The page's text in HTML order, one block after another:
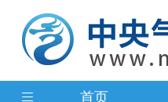
首页